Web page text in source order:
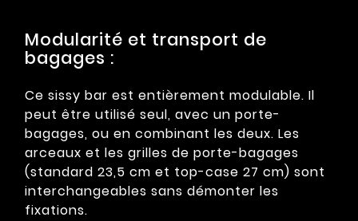
Modularité et transport de
bagages :
Ce sissy bar est entièrement modulable. Il
peut être utilisé seul, avec un porte-
bagages, ou en combinant les deux. Les
arceaux et les grilles de porte-bagages
(standard 23,5 cm et top-case 27 cm) sont
interchangeables sans démonter les
fixations.